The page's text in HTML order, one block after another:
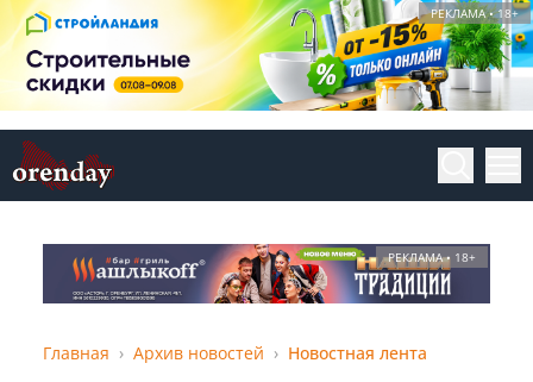
РЕКЛАМА • 18+
РЕКЛАМА • 18+
Главная Архив новостей Новостная лента